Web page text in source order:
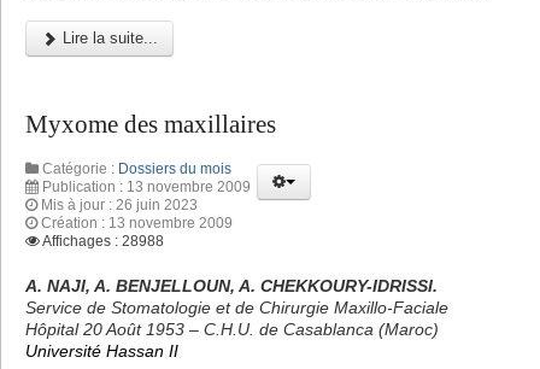
Lire la suite...
Myxome des maxillaires
Catégorie : Dossiers du mois
Publication : 13 novembre 2009
Mis à jour : 26 juin 2023
Création : 13 novembre 2009
Affichages : 28988
A. NAJI, A. BENJELLOUN, A. CHEKKOURY-IDRISSI.
Service de Stomatologie et de Chirurgie Maxillo-Faciale
Hôpital 20 Août 1953 – C.H.U. de Casablanca (Maroc)
Université Hassan II